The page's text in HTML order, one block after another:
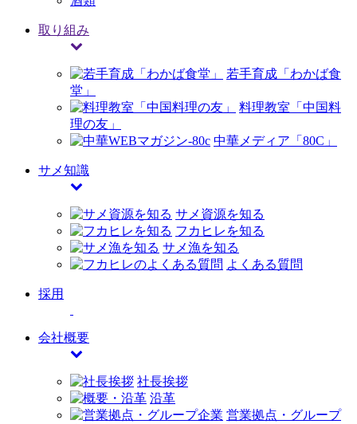
取り組み
若手育成「わかば食
堂」
料理教室「中国料
理の友」
中華メディア「80C」
サメ知識
サメ資源を知る
フカヒレを知る
サメ漁を知る
よくある質問
採用
会社概要
社長挨拶
沿革
営業拠点・グループ